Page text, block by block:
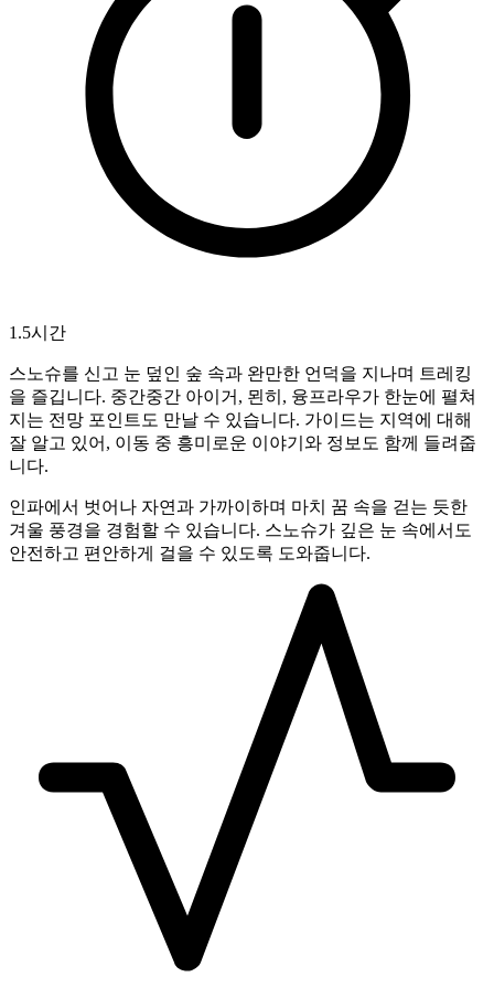
1.5시간
스노슈를 신고 눈 덮인 숲 속과 완만한 언덕을 지나며 트레킹
을 즐깁니다. 중간중간 아이거, 묀히, 융프라우가 한눈에 펼쳐
지는 전망 포인트도 만날 수 있습니다. 가이드는 지역에 대해
잘 알고 있어, 이동 중 흥미로운 이야기와 정보도 함께 들려줍
니다.
인파에서 벗어나 자연과 가까이하며 마치 꿈 속을 걷는 듯한
겨울 풍경을 경험할 수 있습니다. 스노슈가 깊은 눈 속에서도
안전하고 편안하게 걸을 수 있도록 도와줍니다.